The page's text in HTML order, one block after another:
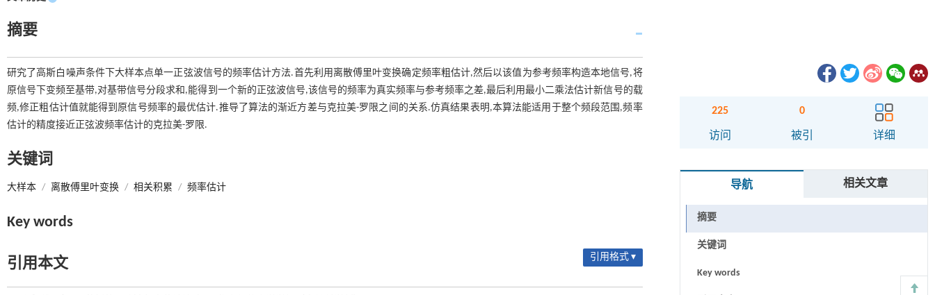
摘要
研究了高斯白噪声条件下大样本点单一正弦波信号的频率估计方法.首先利用离散傅里叶变换确定频率粗估计,然后以该值为参考频率构造本地信号,将
原信号下变频至基带,对基带信号分段求和,能得到一个新的正弦波信号,该信号的频率为真实频率与参考频率之差,最后利用最小二乘法估计新信号的载
频,修正粗估计值就能得到原信号频率的最优估计.推导了算法的渐近方差与克拉美-罗限之间的关系.仿真结果表明,本算法能适用于整个频段范围,频率
估计的精度接近正弦波频率估计的克拉美-罗限.
关键词
大样本 / 离散傅里叶变换 / 相关积累 / 频率估计
Key words
引用本文 引用格式 ▾
225
访问
0
被引 详细
导航 相关文章
摘要
关键词
Key words